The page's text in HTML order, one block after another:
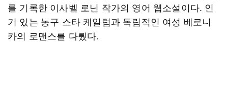
를 기록한 이사벨 로닌 작가의 영어 웹소설이다. 인
기 있는 농구 스타 케일럽과 독립적인 여성 베로니
카의 로맨스를 다뤘다.